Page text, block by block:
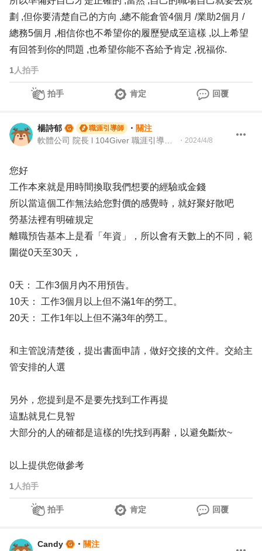
劃 ,但你要清楚自己的方向 ,總不能倉管4個月 /業助2個月 /
總務5個月 ,相信你也不希望你的履歷變成至這樣 ,以上希望
有回答到你的問題 ,也希望你能不吝給予肯定 ,祝福你.
1 人拍手
拍手 肯定 回覆
楊詩郁 職涯引導師 ・ 關注
・ 2024/4/8
您好
工作本來就是用時間換取我們想要的經驗或金錢
所以當這個工作無法給您對價的感覺時，就好聚好散吧
勞基法裡有明確規定
離職預告基本上是看「年資」，所以會有天數上的不同，範
圍從0天至30天，
0天： 工作3個月內不用預告。
10天： 工作3個月以上但不滿1年的勞工。
20天： 工作1年以上但不滿3年的勞工。
和主管說清楚後，提出書面申請，做好交接的文件。交給主
管安排的人選
另外，您提到是不是要先找到工作再提
這點就見仁見智
大部分的人的確都是這樣的!先找到再辭，以避免斷炊~
以上提供您做參考
1 人拍手
拍手 肯定 回覆
Candy ・ 關注